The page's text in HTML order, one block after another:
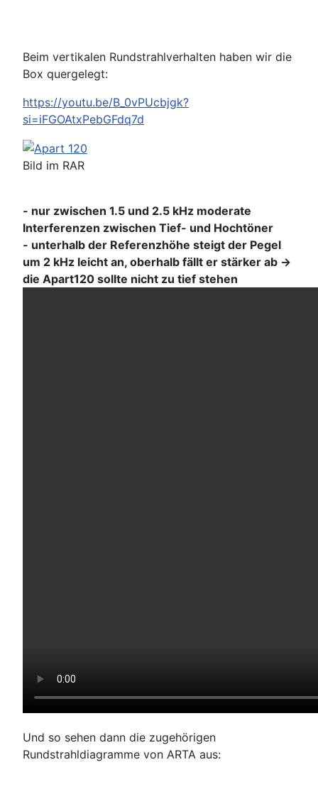
Beim vertikalen Rundstrahlverhalten haben wir die
Box quergelegt:
https://youtu.be/B_0vPUcbjgk?
si=iFGOAtxPebGFdq7d
Bild im RAR
- nur zwischen 1.5 und 2.5 kHz moderate
Interferenzen zwischen Tief- und Hochtöner
- unterhalb der Referenzhöhe steigt der Pegel
um 2 kHz leicht an, oberhalb fällt er stärker ab ->
die Apart120 sollte nicht zu tief stehen
Und so sehen dann die zugehörigen
Rundstrahldiagramme von ARTA aus: